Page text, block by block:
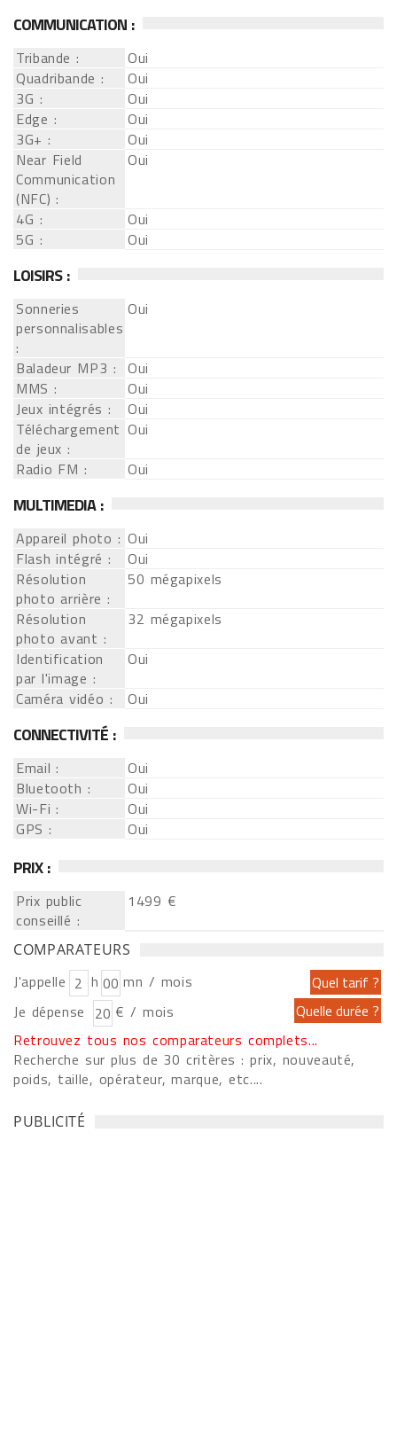
COMMUNICATION :
Tribande :
Oui
Quadribande :
Oui
3G :
Oui
Edge :
Oui
3G+ :
Oui
Near Field
Communication
(NFC) :
Oui
4G :
Oui
5G :
Oui
LOISIRS :
Sonneries
personnalisables
:
Oui
Baladeur MP3 : Oui
MMS :
Oui
Jeux intégrés :
Oui
Téléchargement
de jeux :
Oui
Radio FM :
Oui
MULTIMEDIA :
Appareil photo : Oui
Flash intégré :
Oui
Résolution
photo arrière :
50 mégapixels
Résolution
photo avant :
32 mégapixels
Identification
par l'image :
Oui
Caméra vidéo :
Oui
CONNECTIVITÉ :
Email :
Oui
Bluetooth :
Oui
Wi-Fi :
Oui
GPS :
Oui
PRIX :
Prix public
conseillé :
1499 €
COMPARATEURS
J'appelle h
mn / mois
Je dépense
€ / mois
Retrouvez tous nos comparateurs complets...
Recherche sur plus de 30 critères : prix, nouveauté,
poids, taille, opérateur, marque, etc....
PUBLICITÉ